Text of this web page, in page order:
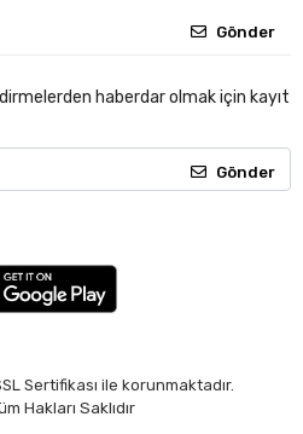
Gönder
haberdar olmak için kayıt
Gönder
Sertifikası ile korunmaktadır.
Hakları Saklıdır